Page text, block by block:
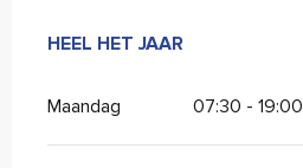
HEEL HET JAAR
HEEL HET JAAR
Maandag 07:30 - 19:00